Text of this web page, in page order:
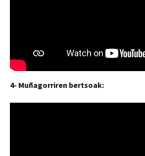
4- Muñagorriren bertsoak: